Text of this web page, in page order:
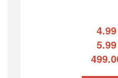
4.99
5.99